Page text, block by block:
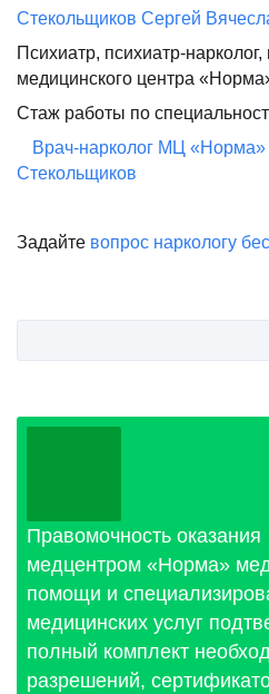
Стекольщиков Сергей
Психиатр, психиатр-
медицинского центра
Стаж работы по
Врач-нарколог МЦ
Стекольщиков
Задайте вопрос наркологу
Правомочность оказания
медцентром «Норма»
помощи и
медицинских услуг
полный комплект
разрешений,